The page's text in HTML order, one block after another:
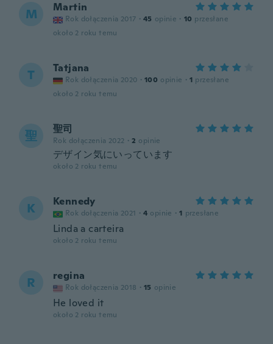
M Martin
Rok dołączenia 2017 · 45 opinie · 10 przesłane
około 2 roku temu
T Tatjana
Rok dołączenia 2020 · 100 opinie · 1 przesłane
około 2 roku temu
聖 聖司
Rok dołączenia 2022 · 2 opinie
デザイン気にいっています
około 2 roku temu
K Kennedy
Rok dołączenia 2021 · 4 opinie · 1 przesłane
Linda a carteira
około 2 roku temu
R regina
Rok dołączenia 2018 · 15 opinie
He loved it
około 2 roku temu